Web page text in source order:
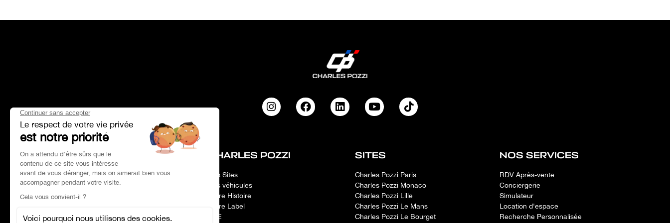
HEAD OFFICE
Adresse : Paris 75017
Tél :01 47 39 96 50
Horaires :
CHARLES POZZI
Nos Sites
Nos véhicules
Notre Histoire
Notre Label
RSE
SITES
Charles Pozzi Paris
Charles Pozzi Monaco
Charles Pozzi Lille
Charles Pozzi Le Mans
Charles Pozzi Le Bourget
NOS SERVICES
RDV Après-vente
Conciergerie
Simulateur
Location d'espace
Recherche Personnalisée